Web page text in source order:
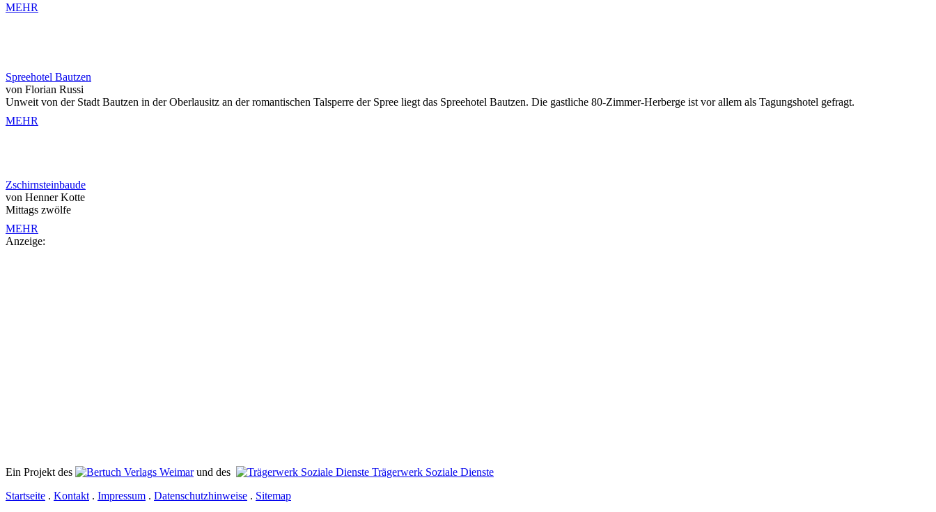
MEHR
Spreehotel Bautzen
von Florian Russi
Unweit von der Stadt Bautzen in der Oberlausitz an der romantischen Talsperre der Spree liegt das Spreehotel Bautzen. Die gastliche 80-Zimmer-Herberge ist vor allem als Tagungshotel gefragt.
MEHR
Zschirnsteinbaude
von Henner Kotte
Mittags zwölfe
MEHR
Anzeige:
Ein Projekt des Verlags Weimarund des
Trägerwerk Soziale Dienste
Startseite . Kontakt . Impressum . Datenschutzhinweise . Sitemap